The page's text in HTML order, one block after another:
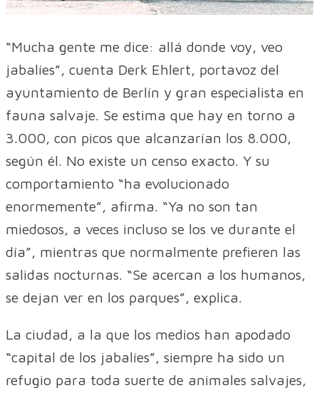
“Mucha gente me dice: allá donde voy, veo
jabalíes”, cuenta Derk Ehlert, portavoz del
ayuntamiento de Berlín y gran especialista en
fauna salvaje. Se estima que hay en torno a
3.000, con picos que alcanzarían los 8.000,
según él. No existe un censo exacto. Y su
comportamiento “ha evolucionado
enormemente”, afirma. “Ya no son tan
miedosos, a veces incluso se los ve durante el
día”, mientras que normalmente prefieren las
salidas nocturnas. “Se acercan a los humanos,
se dejan ver en los parques”, explica.
La ciudad, a la que los medios han apodado
“capital de los jabalíes”, siempre ha sido un
refugio para toda suerte de animales salvajes,